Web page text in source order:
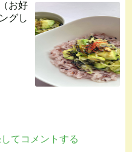
お好
グし
てコメントする